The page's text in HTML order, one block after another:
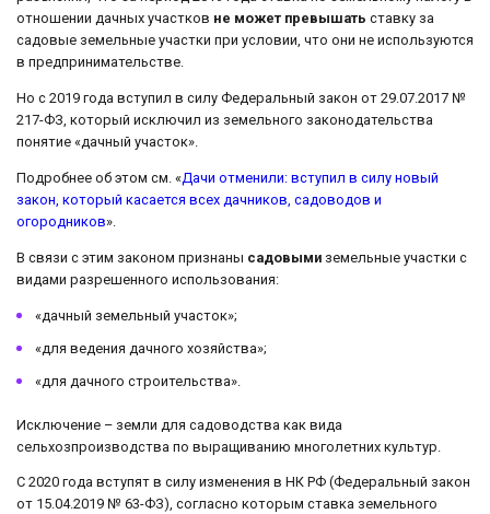
отношении дачных участков не может превышать ставку за
садовые земельные участки при условии, что они не используются
в предпринимательстве.
Но с 2019 года вступил в силу Федеральный закон от 29.07.2017 №
217-ФЗ, который исключил из земельного законодательства
понятие «дачный участок».
Подробнее об этом см. «Дачи отменили: вступил в силу новый
закон, который касается всех дачников, садоводов и
огородников».
В связи с этим законом признаны садовыми земельные участки с
видами разрешенного использования:
«дачный земельный участок»;
«для ведения дачного хозяйства»;
«для дачного строительства».
Исключение – земли для садоводства как вида
сельхозпроизводства по выращиванию многолетних культур.
С 2020 года вступят в силу изменения в НК РФ (Федеральный закон
от 15.04.2019 № 63-ФЗ), согласно которым ставка земельного